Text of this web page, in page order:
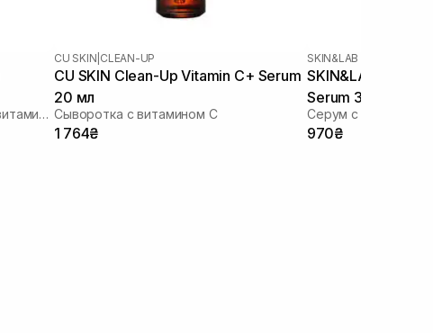
Антиоксидантная сыворотка с витамином C
CU SKIN CLEAN-UP
CU SKIN Clean-Up Vitamin C+ Serum
20 мл
Сыворотка с витамином С
1 764₴
SKIN&LAB
SKIN&LAB
Serum 30 мл
Серум с витамином
970₴